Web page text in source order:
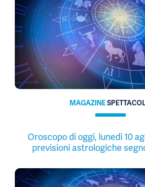
MAGAZINE
Oroscopo di oggi, lunedì 10
previsioni astrologiche